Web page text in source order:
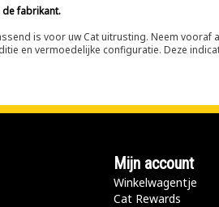
fabrikant.
is voor uw Cat uitrusting. Neem vooraf
en vermoedelijke configuratie. Deze
Mijn account
Winkelwagentje
Cat Rewards